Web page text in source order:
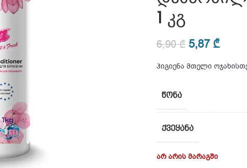
1 კგ
6,90₾ 5,87 ₾
ჰიგიენა მთელი
ᲬᲝᲜᲐ
ᲥᲕᲔᲧᲐᲜᲐ
არ არის მარაგში